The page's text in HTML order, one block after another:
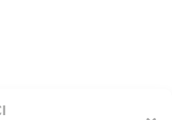
Sul Naviglio (MI)